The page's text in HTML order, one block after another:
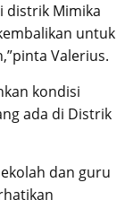
distrik Mimika
untuk
Valerius.
kondisi
ada di Distrik
dan guru